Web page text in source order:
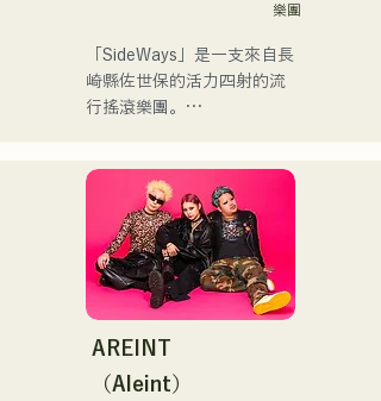
cup2019 Public viewing、競
輪日本一ダービーの場内ア
ナウンス、ラグビー女子日
本代表世界大会スタジアム
滑走屋場内アナウンス、ク
リスマスアドベント、イス
ラデサルサ、福岡ウィニン
グスピリッツのスタジアム
DJ、金鷲旗、山笠関連イベ
ント、地域イベント、
summit)、福岡市武道館オー
プニング記念イベント,結婚
自分自身も迷いや葛藤を抱
作り物ではなく、ありのま
まの感情や言葉をそのまま
音楽にしている。
2024年10月より音楽活動を
福岡を中心にブッキングラ
イブや路上ライブなど精力
的に活動を行っている。
2025年11月22日にはファー
催。
樂團
「SideWays」是一支來自長
崎縣佐世保的活力四射的流
行搖滾樂團。
EP《夢戰夜》，並開啟了全
國巡迴演出。
來聽聽他們根據小說改編的
充滿樂趣又略帶憂鬱的歌曲
吧！
AREINT
（Aleint）